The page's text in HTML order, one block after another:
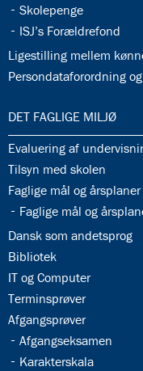
32.33:
Skolepenge
32.35:
ISJ’s Forældrefond
32.36:
Ligestilling mellem
32.37:
Persondataforordning
33.0:
DET FAGLIGE MILJØ
33.1:
Evaluering af
33.2:
Tilsyn med skolen
33.3:
Faglige mål og årsplaner
33.4:
Faglige mål og
33.6:
Dansk som andetsprog
33.7:
Bibliotek
33.8:
IT og Computer
33.9:
Terminsprøver
33.10:
Afgangsprøver
33.11:
Afgangseksamen
33.13:
Karakterskala